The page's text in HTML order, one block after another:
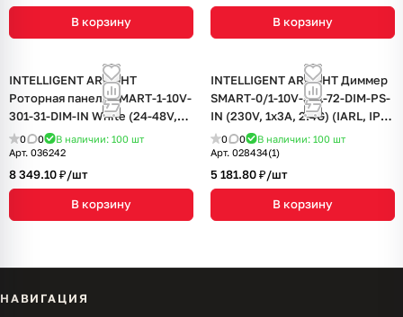
В корзину В корзину
INTELLIGENT ARLIGHT
Роторная панель SMART-1-10V-
301-31-DIM-IN White (24-48V,
2.4G) (IARL, IP20 Пластик, 5
лет)
0 0 В наличии: 100 шт
Арт. 036242
8 349.10 ₽/шт
В корзину
INTELLIGENT ARLIGHT Диммер
SMART-0/1-10V-301-72-DIM-PS-
IN (230V, 1x3A, 2.4G) (IARL, IP20
Пластик, 5 лет)
0 0 В наличии: 100 шт
Арт. 028434(1)
5 181.80 ₽/шт
В корзину
НАВИГАЦИЯ